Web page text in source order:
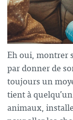
Eh oui, montrer
par donner de
toujours un
tient à
animaux,